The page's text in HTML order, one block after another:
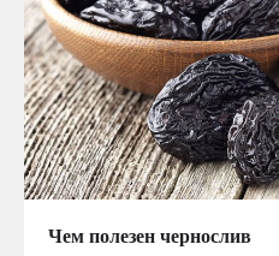
Чем полезен чернослив